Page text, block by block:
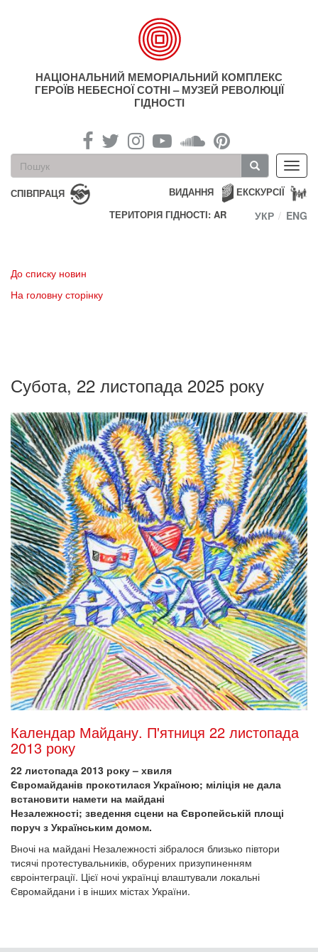
НАЦІОНАЛЬНИЙ МЕМОРІАЛЬНИЙ КОМПЛЕКС
ГЕРОЇВ НЕБЕСНОЇ СОТНІ – МУЗЕЙ РЕВОЛЮЦІЇ
ГІДНОСТІ
Пошукова
форма
Пошук
СПІВПРАЦЯ ЕКСКУРСІЇ
ВИДАННЯ
ТЕРИТОРІЯ ГІДНОСТІ: AR
УКР ENG
До списку новин
На головну сторінку
Субота, 22 листопада 2025 року
Календар Майдану. П'ятниця 22 листопада
2013 року
22 листопада 2013 року – хвиля
Євромайданів прокотилася Україною; міліція не дала
встановити намети на майдані
Незалежності; зведення сцени на Європейській площі
поруч з Українським домом.
Вночі на майдані Незалежності зібралося близько півтори
тисячі протестувальників, обурених призупиненням
євроінтеграції. Цієї ночі українці влаштували локальні
Євромайдани і в інших містах України.